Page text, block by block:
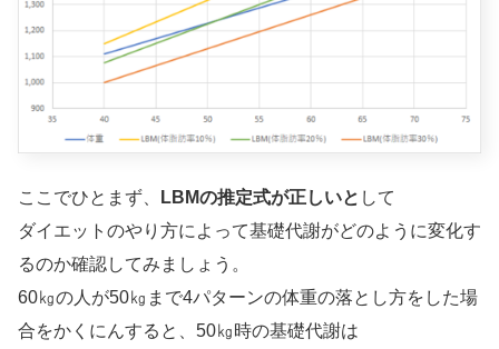
ここでひとまず、 LBMの推定式が正しいと して
ダイエットのやり方によって基礎代謝がどのように変化す
るのか確認してみましょう。
60㎏の人が50㎏まで4パターンの体重の落とし方をした場
合をかくにんすると、50㎏時の基礎代謝は